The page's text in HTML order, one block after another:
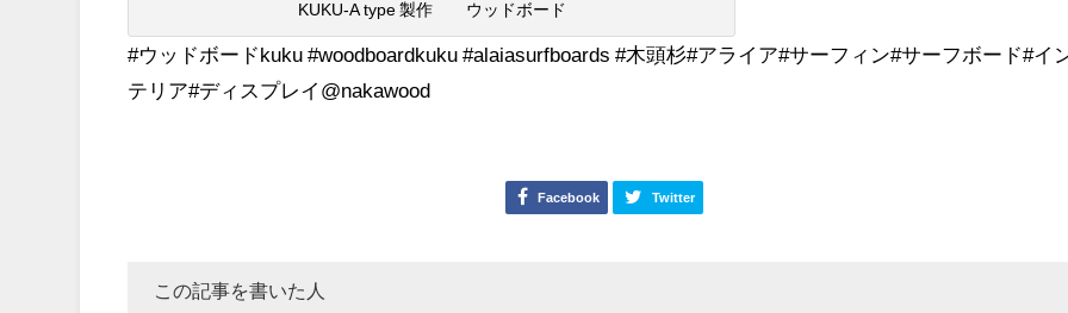
KUKU-A type 製作 ウッドボード
#ウッドボードkuku #woodboardkuku #alaiasurfboards #木頭杉#アライア#サーフィン#サーフボード#イ
テリア#ディスプレイ@nakawood
Facebook Twitter
この記事を書いた人